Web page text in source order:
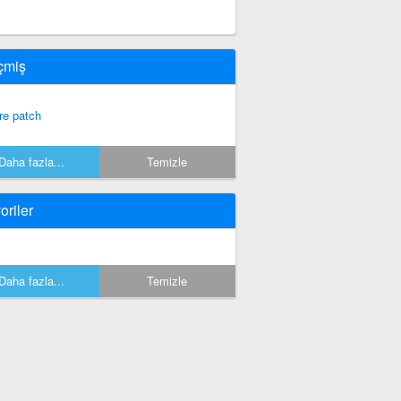
patch
Daha fazla... Temizle
Daha fazla... Temizle